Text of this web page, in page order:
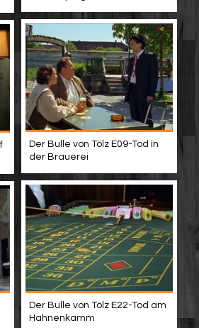
Der Bulle von Tölz E09-Tod in
der Brauerei
Der Bulle von Tölz E22-Tod am
Hahnenkamm